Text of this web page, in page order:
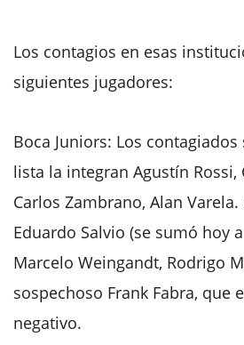
Los contagios en esas
siguientes jugadores:
Boca Juniors: Los contagiados
lista la integran Agustín Rossi,
Carlos Zambrano, Alan
Eduardo Salvio (se sumó hoy
Marcelo Weingandt, Rodrigo
sospechoso Frank Fabra, que
negativo.